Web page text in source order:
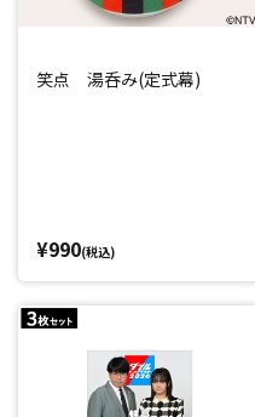
笑点 湯呑み(定式幕)
¥990(税込)